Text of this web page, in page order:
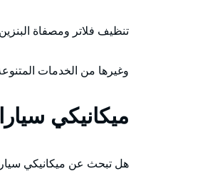
تنظيف فلاتر ومصفاة
وغيرها من الخدمات
ميكانيكي
هل تبحث عن ميكانيكي